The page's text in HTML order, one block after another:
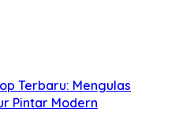
Terbaru: Mengulas
Pintar Modern